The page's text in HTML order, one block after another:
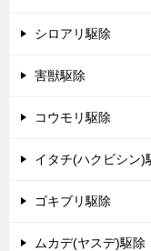
シロアリ駆除
害獣駆除
コウモリ駆除
イタチ(ハクビシン)
ゴキブリ駆除
ムカデ(ヤスデ)駆除